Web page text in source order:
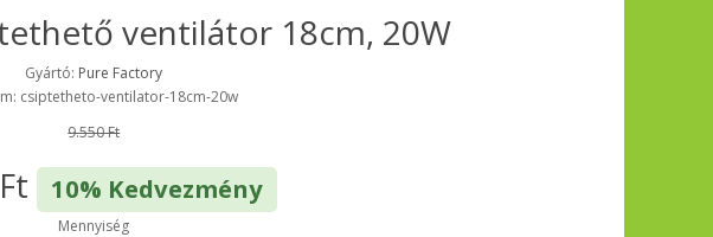
ventilátor 18cm, 20W
Gyártó: Pure Factory
csiptetheto-ventilator-18cm-20w
9.550 Ft
10% Kedvezmény
Mennyiség